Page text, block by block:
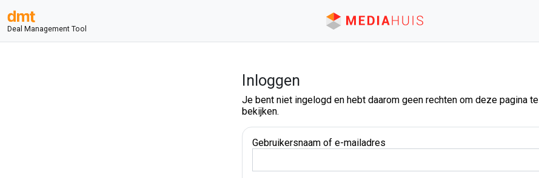
Deal Management Tool
Inloggen
Je bent niet ingelogd en hebt daarom geen rechten om deze pagina te
bekijken.
Gebruikersnaam of e-mailadres